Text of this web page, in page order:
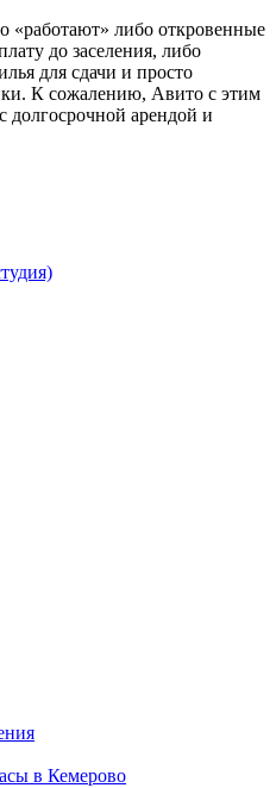
«работают» либо откровенные
до заселения, либо
для сдачи и просто
К сожалению, Авито с этим
долгосрочной арендой и
в Кемерово